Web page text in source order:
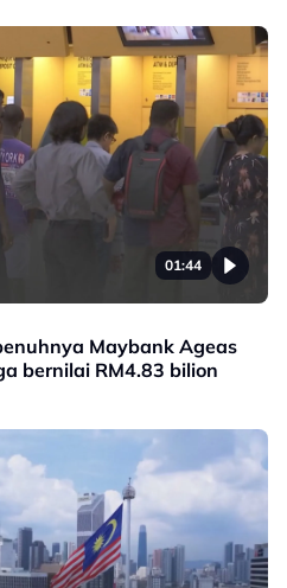
01:44
Maybank Ageas
bernilai RM4.83 bilion